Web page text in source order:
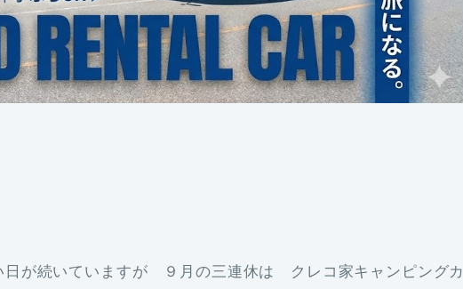
日が続いていますが ９月の三連休は クレコ家キャンピングカ